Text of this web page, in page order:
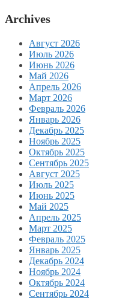
Archives
Август 2026
Июль 2026
Июнь 2026
Май 2026
Апрель 2026
Март 2026
Февраль 2026
Январь 2026
Декабрь 2025
Ноябрь 2025
Октябрь 2025
Сентябрь 2025
Август 2025
Июль 2025
Июнь 2025
Май 2025
Апрель 2025
Март 2025
Февраль 2025
Январь 2025
Декабрь 2024
Ноябрь 2024
Октябрь 2024
Сентябрь 2024